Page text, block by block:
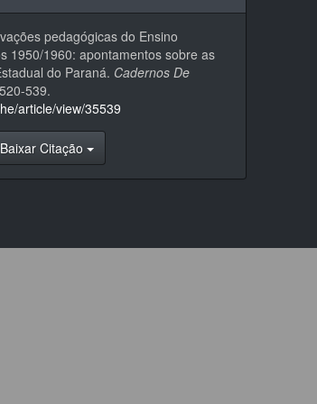
pedagógicas do Ensino
1950/1960: apontamentos sobre as
do Paraná. Cadernos De
539.
article/view/35539
Baixar Citação